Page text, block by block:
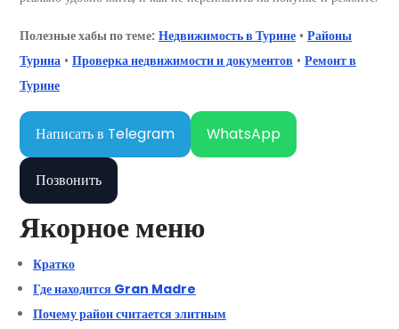
Полезные хабы по теме: Недвижимость в Турине • Районы
Турина • Проверка недвижимости и документов • Ремонт в
Турине
Написать в Telegram WhatsApp
Позвонить
Якорное меню
Кратко
Где находится Gran Madre
Почему район считается элитным